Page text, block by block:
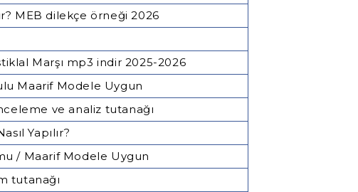
MEB dilekçe örneği 2026
Marşı mp3 indir 2025-2026
Maarif Modele Uygun
ve analiz tutanağı
Yapılır?
/ Maarif Modele Uygun
tutanağı